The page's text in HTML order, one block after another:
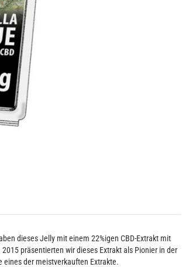
dieses Jelly mit einem 22%igen CBD-Extrakt mit
präsentierten wir dieses Extrakt als Pionier in der
eines der meistverkauften Extrakte.